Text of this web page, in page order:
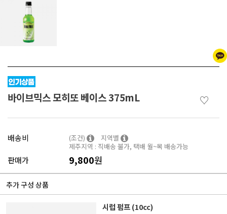
바이브믹스 모히또 베이스 375mL ♡
배송비 (조건)
지역별
제주지역 : 직배송 불가, 택배 월~목 배송가능
판매가 9,800원
추가 구성 상품
시럽 펌프 (10cc)